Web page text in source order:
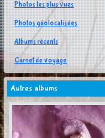
Photos les plus vues
Photos géolocalisées
Albums récents
Carnet de voyage
Autres albums